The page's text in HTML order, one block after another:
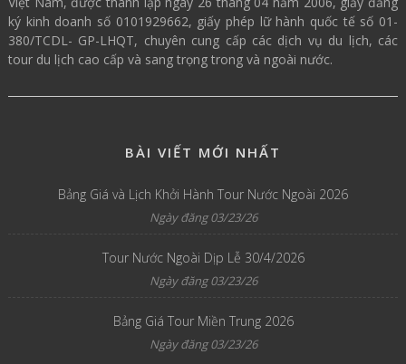
ký kinh doanh số 0101929662, giấy phép lữ hành quốc tế số 01-
380/TCDL- GP-LHQT, chuyên cung cấp các dịch vụ du lịch, các
tour du lịch cao cấp và sang trọng trong và ngoài nước.
BÀI VIẾT MỚI NHẤT
Bảng Giá và Lịch Khởi Hành Tour Nước Ngoài 2026
Ngày đăng 03/23/26
Tour Nước Ngoài Dịp Lễ 30/4/2026
Ngày đăng 03/23/26
Bảng Giá Tour Miền Trung 2026
Ngày đăng 03/23/26